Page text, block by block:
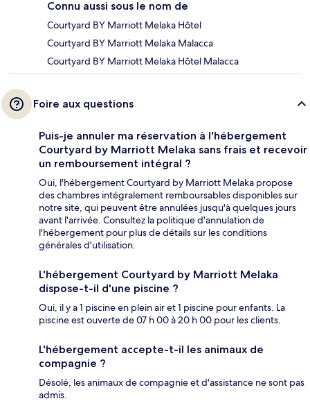
Connu aussi sous le nom de
Courtyard BY Marriott Melaka Hôtel
Courtyard BY Marriott Melaka Malacca
Courtyard BY Marriott Melaka Hôtel Malacca
Foire aux questions
Puis-je annuler ma réservation à l'hébergement
Courtyard by Marriott Melaka sans frais et recevoir
un remboursement intégral ?
Oui, l'hébergement Courtyard by Marriott Melaka propose
des chambres intégralement remboursables disponibles sur
notre site, qui peuvent être annulées jusqu'à quelques jours
avant l'arrivée. Consultez la politique d'annulation de
l'hébergement pour plus de détails sur les conditions
générales d'utilisation.
L'hébergement Courtyard by Marriott Melaka
dispose-t-il d'une piscine ?
Oui, il y a 1 piscine en plein air et 1 piscine pour enfants. La
piscine est ouverte de 07 h 00 à 20 h 00 pour les clients.
L'hébergement accepte-t-il les animaux de
compagnie ?
Désolé, les animaux de compagnie et d'assistance ne sont pas
admis.